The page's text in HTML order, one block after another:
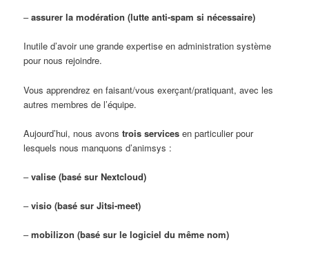
–assurer la modération (lutte anti-spam si nécessaire)
Inutile d’avoir une grande expertise en administration système
pour nous rejoindre.
Vous apprendrez en faisant/vous exerçant/pratiquant, avec les
autres membres de l’équipe.
Aujourd’hui, nous avonstrois services en particulier pour
lesquels nous manquons d’animsys :
–valise (basé sur Nextcloud)
–visio (basé sur Jitsi-meet)
–mobilizon (basé sur le logiciel du même nom)